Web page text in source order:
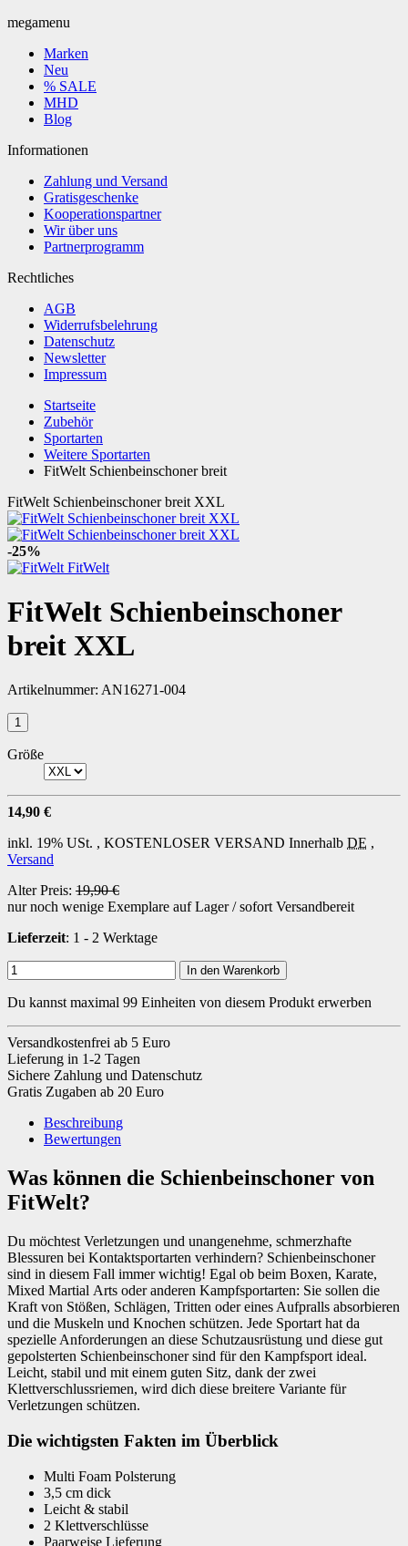
megamenu
Marken
Neu
% SALE
MHD
Blog
Informationen
Zahlung und Versand
Gratisgeschenke
Kooperationspartner
Wir über uns
Partnerprogramm
Rechtliches
AGB
Widerrufsbelehrung
Datenschutz
Newsletter
Impressum
Startseite
Zubehör
Sportarten
Weitere Sportarten
FitWelt Schienbeinschoner breit
FitWelt Schienbeinschoner breit XXL
-25%
FitWelt
FitWelt Schienbeinschoner
breit XXL
Artikelnummer: AN16271-004
Größe
14,90 €
inkl. 19% USt. , KOSTENLOSER VERSAND Innerhalb DE ,
Versand
Alter Preis: 19,90 €
nur noch wenige Exemplare auf Lager / sofort Versandbereit
Lieferzeit: 1 - 2 Werktage
In den Warenkorb
Du kannst maximal 99 Einheiten von diesem Produkt erwerben
Versandkostenfrei ab 5 Euro
Lieferung in 1-2 Tagen
Sichere Zahlung und Datenschutz
Gratis Zugaben ab 20 Euro
Beschreibung
Bewertungen
Was können die Schienbeinschoner von
FitWelt?
Du möchtest Verletzungen und unangenehme, schmerzhafte
Blessuren bei Kontaktsportarten verhindern? Schienbeinschoner
sind in diesem Fall immer wichtig! Egal ob beim Boxen, Karate,
Mixed Martial Arts oder anderen Kampfsportarten: Sie sollen die
Kraft von Stößen, Schlägen, Tritten oder eines Aufpralls absorbieren
und die Muskeln und Knochen schützen. Jede Sportart hat da
spezielle Anforderungen an diese Schutzausrüstung und diese gut
gepolsterten Schienbeinschoner sind für den Kampfsport ideal.
Leicht, stabil und mit einem guten Sitz, dank der zwei
Klettverschlussriemen, wird dich diese breitere Variante für
Verletzungen schützen.
Die wichtigsten Fakten im Überblick
Multi Foam Polsterung
3,5 cm dick
Leicht & stabil
2 Klettverschlüsse
Paarweise Lieferung